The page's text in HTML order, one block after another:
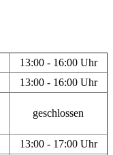
13:00 - 16:00 Uhr
13:00 - 16:00 Uhr
geschlossen
13:00 - 17:00 Uhr